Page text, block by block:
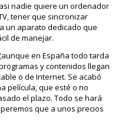
nadie quiere un ordenador
tener que sincronizar
un aparato dedicado que
de manejar.
en España todo tarda
y contenidos llegan
o de Internet. Se acabó
película, que esté o no
el plazo. Todo se hará
que a unos precios